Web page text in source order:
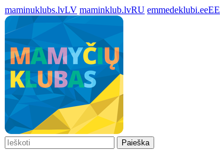
maminuklubs.lvLV maminklub.lvRU emmedeklubi.eeEE
Paieška